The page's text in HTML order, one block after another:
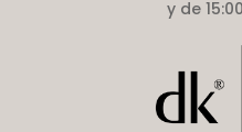
y de